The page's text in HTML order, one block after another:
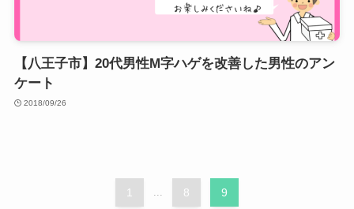
【八王子市】20代男性M字ハゲを改善した男性のアン
ケート
2018/09/26
1 ... 8 9